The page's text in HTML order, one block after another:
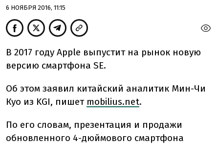
6 НОЯБРЯ 2016, 11:15
В 2017 году Apple выпустит на рынок новую
версию смартфона SE.
Об этом заявил китайский аналитик Мин-Чи
Куо из KGI, пишет mobilius.net.
По его словам, презентация и продажи
обновленного 4-дюймового смартфона